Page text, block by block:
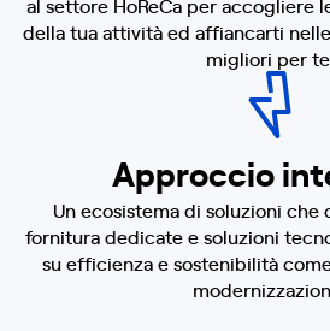
della tua attività ed affiancarti
migliori per te.
Approccio
Un ecosistema di soluzioni
fornitura dedicate e soluzioni
su efficienza e sostenibilità